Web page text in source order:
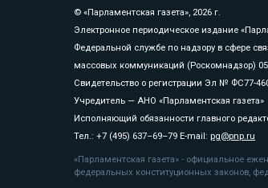
© «Парламентская газета», 2026 г.
Электронное периодическое издание
Федеральной службе по надзору в сфере
массовых коммуникаций (Роскомнадзор) 05
Свидетельство о регистрации Эл № ФС77-
Учредитель — АНО «Парламентская газета»
Исполняющий обязанности главного
Тел.: +7 (495) 637–69–79 E-mail: pg@pnp.ru
«Парламентская газета» - официальное
федеральных конституционных законов,